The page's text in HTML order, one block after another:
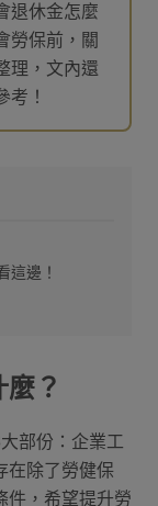
退休金怎麼
勞保前，關
理，文內還
考！
這邊！
？
部份：企業工
在除了勞健保
件，希望提升勞